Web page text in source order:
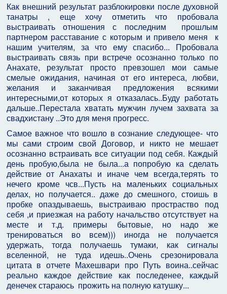
Как внешний результат разблокировки после духовной
танатры , еще хочу отметить что пробовала
выстраивать отношения с последним прошлым
партнером расставание с которым и привело меня к
нашим учителям, за что ему спасибо... Пробовала
выстраивать связь при встрече осознанно только по
Анахате, результат просто превзошел мои самые
смелые ожидания, начиная от его интереса, любви,
желания и заканчивая предложения всякими
интересными,от которых я отказалась..Буду работать
дальше..Перестала хватать мужчин лучем захвата за
свадхистану ..Это для меня прогресс.
Самое важное что вошло в сознание следующее- что
мы сами строим свой Договор, и никто не мешает
осознанно встраивать все ситуации под себя. Каждый
день пробую,была не была...а попробую ка сделать
действие от Анахаты и иначе чем всегда,терять то
нечего кроме чсв...Пусть на маленьких социальных
делах, но получается.. даже до смешного, стоишь в
пробке опаздываешь, выстраиваю простраство под
себя ,и приезжая на работу начальство отсутствует на
месте и т.д. примеры бытовые, но надо же
тренироваться во всем))) иногда не получается
удержать, тогда получаешь тумаки, как сигналы
вселенной, не туда идешь..Очень срезонировала
цитата в отчете Махешвари про Путь воина..сейчас
реально каждое действие как последенее, каждый
денечек стараюсь прожить на полную катушку...